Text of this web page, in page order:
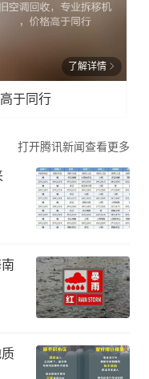
了解详情
于同行
打开腾讯新闻查看更多